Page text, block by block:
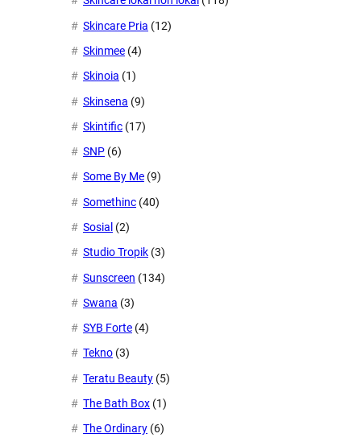
Skincare Pria (12)
Skinmee (4)
Skinoia (1)
Skinsena (9)
Skintific (17)
SNP (6)
Some By Me (9)
Somethinc (40)
Sosial (2)
Studio Tropik (3)
Sunscreen (134)
Swana (3)
SYB Forte (4)
Tekno (3)
Teratu Beauty (5)
The Bath Box (1)
The Ordinary (6)